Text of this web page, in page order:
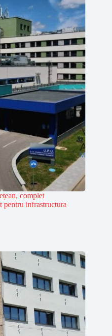
complet
pentru infrastructura